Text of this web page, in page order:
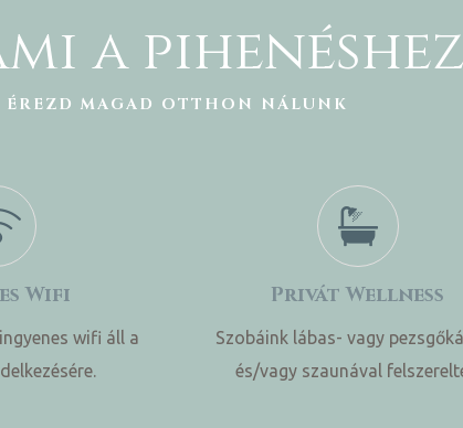
ÉREZD MAGAD OTTHON NÁLUNK
a
Wifi
wifi áll a
Privát Wellness
Szobáink lábas- vagy
és/vagy szaunával